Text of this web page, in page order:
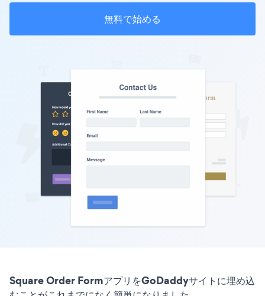
無料で始める
Square Order FormアプリをGoDaddyサイトに埋め込